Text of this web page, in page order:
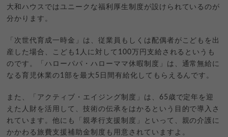
大和ハウスではユニークな福利厚生制度が設けられているのが
分かります。
「次世代育成一時金」は、従業員もしくは配偶者がこどもを出
産した場合、こども1人に対して100万円支給されるというも
のです。「ハローパパ・ハローママ休暇制度」は、通常無給に
なる育児休業の1部を最大5日間有給化してもらえるんです。
また、「アクティブ・エイジング制度」は、65歳で定年を迎
えた人財を活用して、技術の伝承をはかるという目的で導入さ
れています。他にも「親孝行支援制度」といって、親の介護に
かかわる旅費支援補助金制度も用意されていますよ。